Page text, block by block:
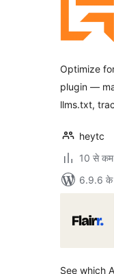
Optimize
plugin —
llms.txt,
heytc
10 से कम
6.9.6 के
See which